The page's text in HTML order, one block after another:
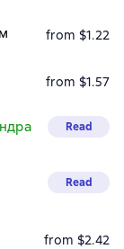
from $1.22
from $1.57
Read
Read
from $2.42